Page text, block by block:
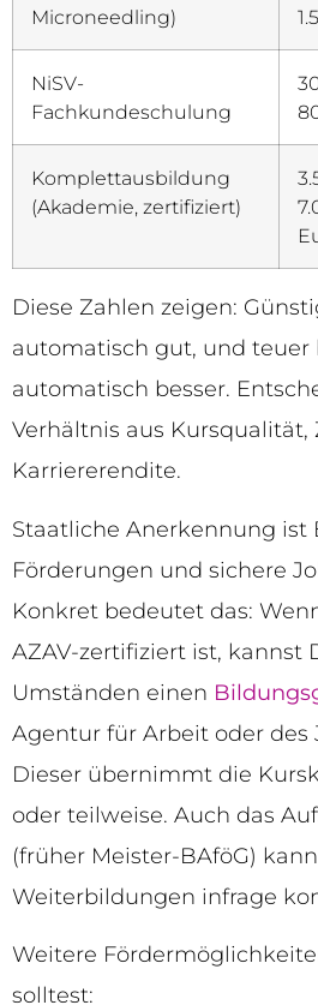
Microneedling)
NiSV-
Fachkundeschulung
Komplettausbildung
(Akademie, zertifiziert)
Diese Zahlen zeigen:
automatisch gut, und
automatisch besser.
Verhältnis aus
Karriererendite.
Staatliche Anerkennung ist
Förderungen und sichere
Konkret bedeutet das:
AZAV-zertifiziert ist, kannst
Umständen einen
Agentur für Arbeit oder des
Dieser übernimmt die
oder teilweise. Auch das
(früher Meister-BAföG)
Weiterbildungen infrage
Weitere
solltest: